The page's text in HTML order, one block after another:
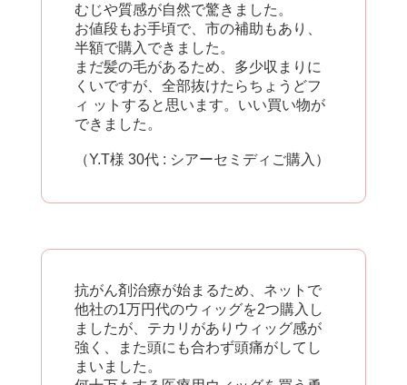
むじや質感が自然で驚きました。
お値段もお手頃で、市の補助もあり、
半額で購入できました。
まだ髪の毛があるため、多少収まりに
くいですが、全部抜けたらちょうどフ
ィ ットすると思います。いい買い物が
できました。
（Y.T様 30代 : シアーセミディご購入）
抗がん剤治療が始まるため、ネットで
他社の1万円代のウィッグを2つ購入し
ましたが、テカリがありウィッグ感が
強く、また頭にも合わず頭痛がしてし
まいました。